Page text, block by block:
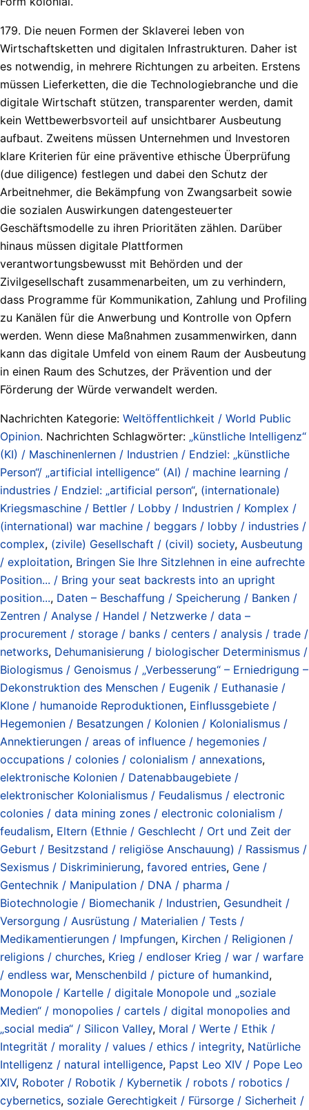
179. Die neuen Formen der Sklaverei leben von
Wirtschaftsketten und digitalen Infrastrukturen. Daher ist
es notwendig, in mehrere Richtungen zu arbeiten. Erstens
müssen Lieferketten, die die Technologiebranche und die
digitale Wirtschaft stützen, transparenter werden, damit
kein Wettbewerbsvorteil auf unsichtbarer Ausbeutung
aufbaut. Zweitens müssen Unternehmen und Investoren
klare Kriterien für eine präventive ethische Überprüfung
(due diligence) festlegen und dabei den Schutz der
Arbeitnehmer, die Bekämpfung von Zwangsarbeit sowie
die sozialen Auswirkungen datengesteuerter
Geschäftsmodelle zu ihren Prioritäten zählen. Darüber
hinaus müssen digitale Plattformen
verantwortungsbewusst mit Behörden und der
Zivilgesellschaft zusammenarbeiten, um zu verhindern,
dass Programme für Kommunikation, Zahlung und Profiling
zu Kanälen für die Anwerbung und Kontrolle von Opfern
werden. Wenn diese Maßnahmen zusammenwirken, dann
kann das digitale Umfeld von einem Raum der Ausbeutung
in einen Raum des Schutzes, der Prävention und der
Förderung der Würde verwandelt werden.
Nachrichten Kategorie: Weltöffentlichkeit / World Public
Opinion. Nachrichten Schlagwörter: „künstliche Intelligenz“
(KI) / Maschinenlernen / Industrien / Endziel: „künstliche
Person“/ „artificial intelligence“ (AI) / machine learning /
industries / Endziel: „artificial person“, (internationale)
Kriegsmaschine / Bettler / Lobby / Industrien / Komplex /
(international) war machine / beggars / lobby / industries /
complex, (zivile) Gesellschaft / (civil) society, Ausbeutung
/ exploitation, Bringen Sie Ihre Sitzlehnen in eine aufrechte
Position... / Bring your seat backrests into an upright
position..., Daten – Beschaffung / Speicherung / Banken /
Zentren / Analyse / Handel / Netzwerke / data –
procurement / storage / banks / centers / analysis / trade /
networks, Dehumanisierung / biologischer Determinismus /
Biologismus / Genoismus / „Verbesserung“ – Erniedrigung –
Dekonstruktion des Menschen / Eugenik / Euthanasie /
Klone / humanoide Reproduktionen, Einflussgebiete /
Hegemonien / Besatzungen / Kolonien / Kolonialismus /
Annektierungen / areas of influence / hegemonies /
occupations / colonies / colonialism / annexations,
elektronische Kolonien / Datenabbaugebiete /
elektronischer Kolonialismus / Feudalismus / electronic
colonies / data mining zones / electronic colonialism /
feudalism, Eltern (Ethnie / Geschlecht / Ort und Zeit der
Geburt / Besitzstand / religiöse Anschauung) / Rassismus /
Sexismus / Diskriminierung, favored entries, Gene /
Gentechnik / Manipulation / DNA / pharma /
Biotechnologie / Biomechanik / Industrien, Gesundheit /
Versorgung / Ausrüstung / Materialien / Tests /
Medikamentierungen / Impfungen, Kirchen / Religionen /
religions / churches, Krieg / endloser Krieg / war / warfare
/ endless war, Menschenbild / picture of humankind,
Monopole / Kartelle / digitale Monopole und „soziale
Medien“ / monopolies / cartels / digital monopolies and
„social media“ / Silicon Valley, Moral / Werte / Ethik /
Integrität / morality / values / ethics / integrity, Natürliche
Intelligenz / natural intelligence, Papst Leo XIV / Pope Leo
XIV, Roboter / Robotik / Kybernetik / robots / robotics /
cybernetics, soziale Gerechtigkeit / Fürsorge / Sicherheit /